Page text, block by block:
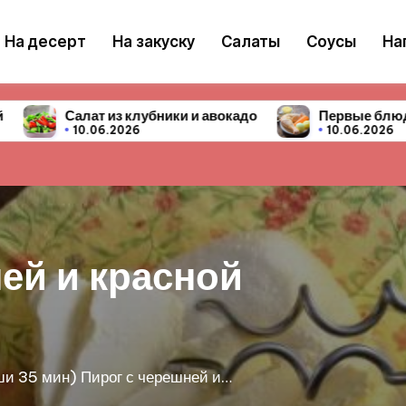
На десерт На закуску Салаты Соусы
и авокадо Первые блюда — 10 простых и вкусных
с черешней
или безе - очень популярный рецепт!